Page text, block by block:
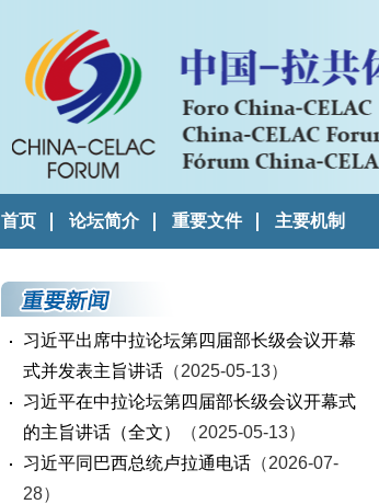
首页 论坛简介 重要文件 主要机制
习近平出席中拉论坛第四届部长级会议开幕
式并发表主旨讲话 （2025-05-13）
习近平在中拉论坛第四届部长级会议开幕式
的主旨讲话（全文）
（2025-05-13）
习近平同巴西总统卢拉通电话 （2026-07-
28）